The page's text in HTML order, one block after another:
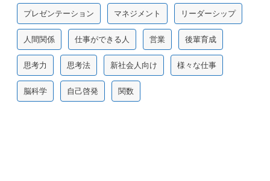
プレゼンテーション マネジメント リーダーシップ
人間関係 仕事ができる人 営業 後輩育成
思考力 思考法 新社会人向け 様々な仕事
脳科学 自己啓発 関数